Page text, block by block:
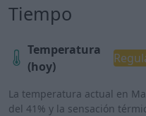
Tiempo
Temperatura
(hoy)
La temperatura actual en
del 41% y la sensación